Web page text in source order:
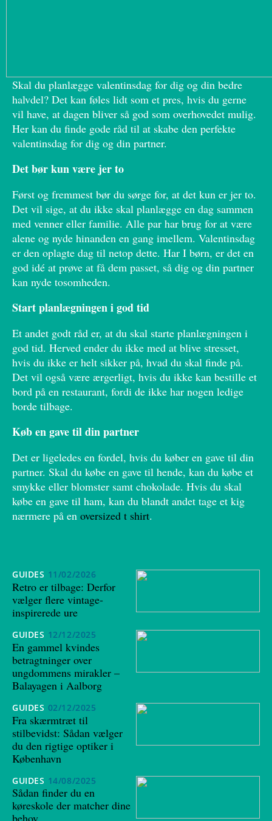
Skal du planlægge valentinsdag for dig og din bedre
halvdel? Det kan føles lidt som et pres, hvis du gerne
vil have, at dagen bliver så god som overhovedet mulig.
Her kan du finde gode råd til at skabe den perfekte
valentinsdag for dig og din partner.
Det bør kun være jer to
Først og fremmest bør du sørge for, at det kun er jer to.
Det vil sige, at du ikke skal planlægge en dag sammen
med venner eller familie. Alle par har brug for at være
alene og nyde hinanden en gang imellem. Valentinsdag
er den oplagte dag til netop dette. Har I børn, er det en
god idé at prøve at få dem passet, så dig og din partner
kan nyde tosomheden.
Start planlægningen i god tid
Et andet godt råd er, at du skal starte planlægningen i
god tid. Herved ender du ikke med at blive stresset,
hvis du ikke er helt sikker på, hvad du skal finde på.
Det vil også være ærgerligt, hvis du ikke kan bestille et
bord på en restaurant, fordi de ikke har nogen ledige
borde tilbage.
Køb en gave til din partner
Det er ligeledes en fordel, hvis du køber en gave til din
partner. Skal du købe en gave til hende, kan du købe et
smykke eller blomster samt chokolade. Hvis du skal
købe en gave til ham, kan du blandt andet tage et kig
nærmere på en oversized t shirt.
GUIDES 11/02/2026
Retro er tilbage: Derfor
vælger flere vintage-
inspirerede ure
GUIDES 12/12/2025
En gammel kvindes
betragtninger over
ungdommens mirakler –
Balayagen i Aalborg
GUIDES 02/12/2025
Fra skærmtræt til
stilbevidst: Sådan vælger
du den rigtige optiker i
København
GUIDES 14/08/2025
Sådan finder du en
køreskole der matcher dine